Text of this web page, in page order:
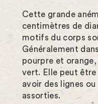
Cette grande
centimètres de
motifs du corps
Généralement
pourpre et
vert. Elle peut
avoir des lignes
assorties.